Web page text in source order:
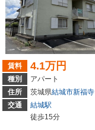
賃料 4.1万円
種別
アパート
住所
茨城県結城市新福寺
交通
結城駅
徒歩15分